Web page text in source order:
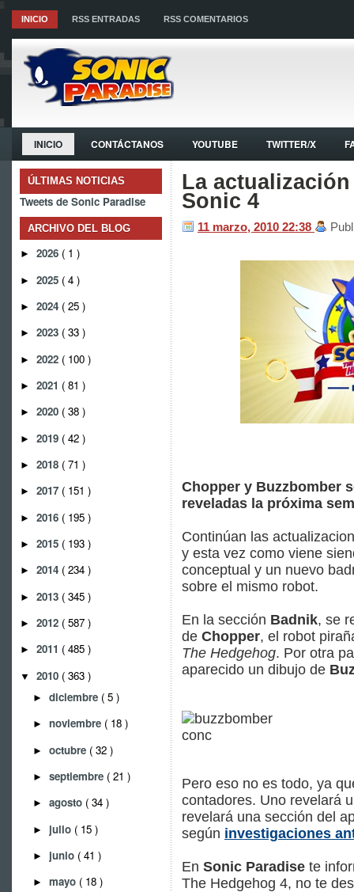
INICIO RSS ENTRADAS RSS COMENTARIOS
INICIO CONTÁCTANOS YOUTUBE TWITTER/X
ÚLTIMAS NOTICIAS
Tweets de Sonic Paradise
ARCHIVO DEL BLOG
► 2026 ( 1 )
► 2025 ( 4 )
► 2024 ( 25 )
► 2023 ( 33 )
► 2022 ( 100 )
► 2021 ( 81 )
► 2020 ( 38 )
► 2019 ( 42 )
► 2018 ( 71 )
► 2017 ( 151 )
► 2016 ( 195 )
► 2015 ( 193 )
► 2014 ( 234 )
► 2013 ( 345 )
► 2012 ( 587 )
► 2011 ( 485 )
▼ 2010 ( 363 )
► diciembre ( 5 )
► noviembre ( 18 )
► octubre ( 32 )
► septiembre ( 21 )
► agosto ( 34 )
► julio ( 15 )
► junio ( 41 )
► mayo ( 18 )
La
Sonic 4
11 marzo, 2010 22:38
Chopper y Buzzbomber
reveladas la próxima
Continúan las
y esta vez como viene
conceptual y un nuevo
sobre el mismo robot.
En la sección Badnik, se
de Chopper, el robot
The Hedgehog. Por otra
aparecido un dibujo de
Pero eso no es todo, ya
contadores. Uno revelará
revelará una sección del
según investigaciones
En Sonic Paradise te
The Hedgehog 4, no te